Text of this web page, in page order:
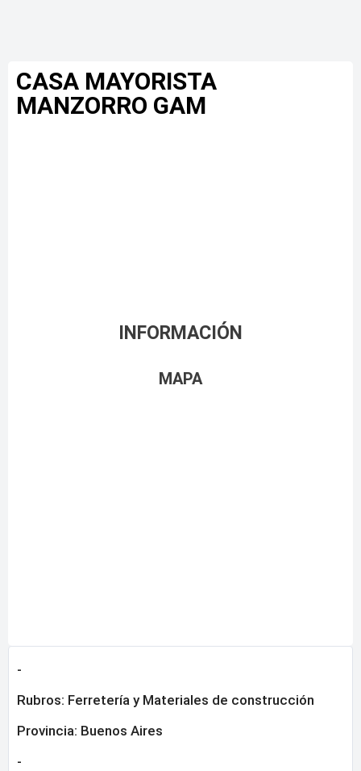
CASA MAYORISTA
MANZORRO GAM
INFORMACIÓN
MAPA
-
Rubros: Ferretería y Materiales de construcción
Provincia: Buenos Aires
-